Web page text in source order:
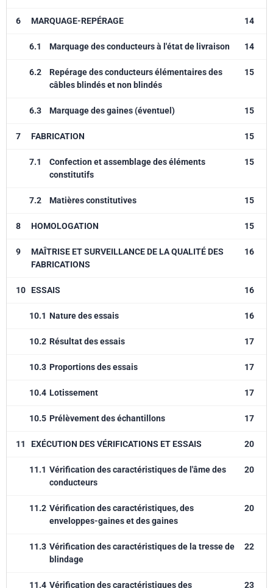
6 MARQUAGE-REPÉRAGE 14
6.1 Marquage des conducteurs à l'état de livraison 14
6.2
Repérage des conducteurs élémentaires des
câbles blindés et non blindés
15
6.3 Marquage des gaines (éventuel) 15
7 FABRICATION 15
7.1
Confection et assemblage des éléments
constitutifs
15
7.2 Matières constitutives 15
8 HOMOLOGATION 15
9
MAÎTRISE ET SURVEILLANCE DE LA QUALITÉ DES
FABRICATIONS
16
10 ESSAIS 16
10.1 Nature des essais 16
10.2 Résultat des essais 17
10.3 Proportions des essais 17
10.4 Lotissement 17
10.5 Prélèvement des échantillons 17
11 EXÉCUTION DES VÉRIFICATIONS ET ESSAIS 20
11.1 Vérification des caractéristiques de l'âme des
conducteurs
20
11.2 Vérification des caractéristiques, des
enveloppes-gaines et des gaines
20
11.3 Vérification des caractéristiques de la tresse de
blindage
22
11.4 Vérification des caractéristiques des
23